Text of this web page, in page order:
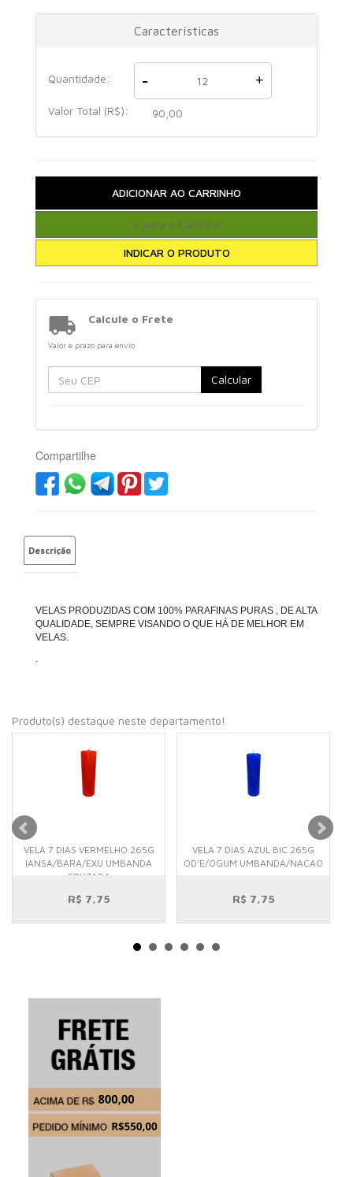
Características
Quantidade: - +
Valor Total (R$): 90,00
 Calcule o Frete
Valor e prazo para envio
Calcular
Compartilhe
Descrição
VELAS PRODUZIDAS COM 100% PARAFINAS PURAS , DE ALTA
QUALIDADE, SEMPRE VISANDO O QUE HÁ DE MELHOR EM
VELAS.
.
Produto(s) destaque neste departamento!
VELA 7 DIAS VERMELHO 265G
IANSA/BARA/EXU UMBANDA
CRUZADA
R$ 7,75
VELA 7 DIAS AZUL BIC 265G
OD’E/OGUM UMBANDA/NACAO
R$ 7,75